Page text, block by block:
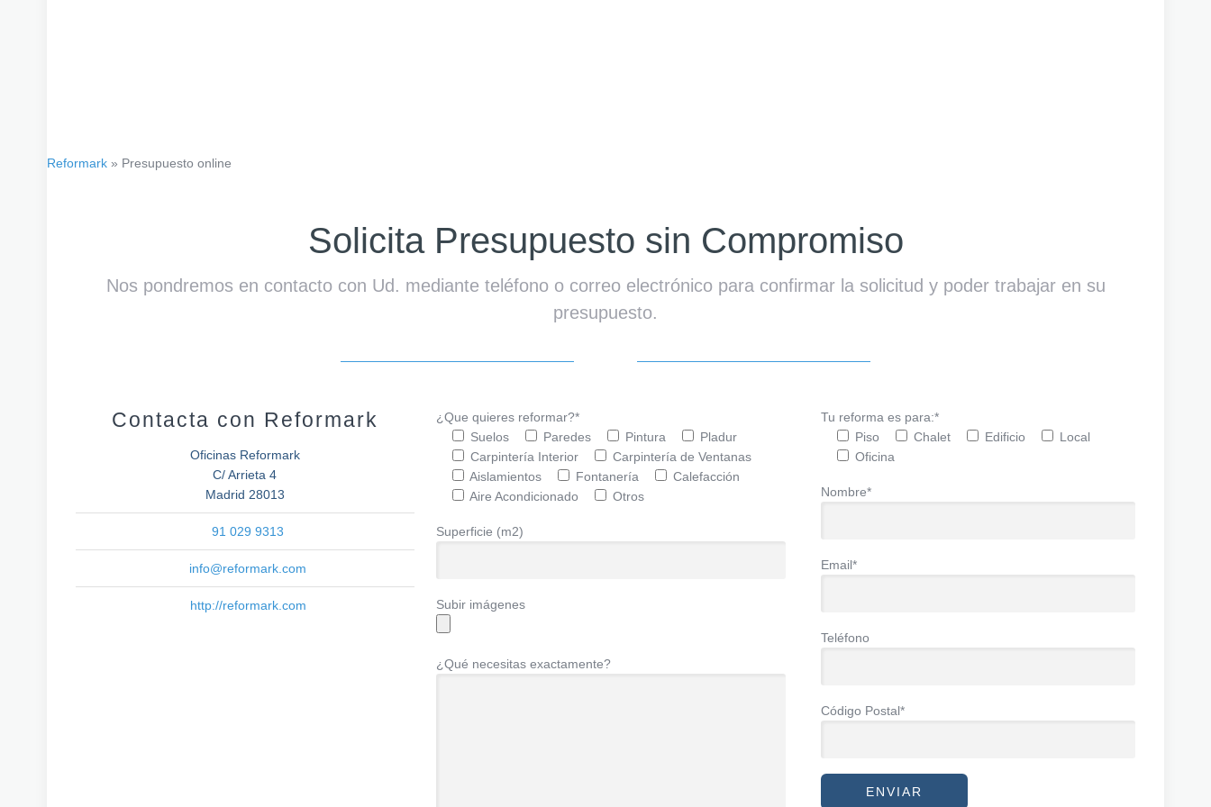
Reformark » Presupuesto online
Solicita Presupuesto sin Compromiso
Nos pondremos en contacto con Ud. mediante teléfono o correo electrónico para confirmar la solicitud y poder trabajar en su
presupuesto.
Contacta con Reformark
Oficinas Reformark
C/ Arrieta 4
Madrid 28013
91 029 9313
info@reformark.com
http://reformark.com
¿Que quieres reformar?*
Suelos
Paredes Pintura
Pladur
Carpintería Interior
Carpintería de Ventanas
Aislamientos
Fontanería
Calefacción
Aire Acondicionado
Otros
Superficie (m2)
Subir imágenes
¿Qué necesitas exactamente?
Tu reforma es para:*
Piso
Chalet Edificio
Local
Oficina
Nombre*
Email*
Teléfono
Código Postal*